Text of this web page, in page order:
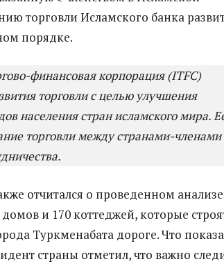
торговли Исламского банка
порядке.
финансовая корпорация (ITFC)
торговли с целью улучшения
населения стран исламского мира.
торговли между странами-членами
отчитался о проведенном анализе
и 170 коттеджей, которые
Туркменабата дороге. Что
страны отметил, что важно